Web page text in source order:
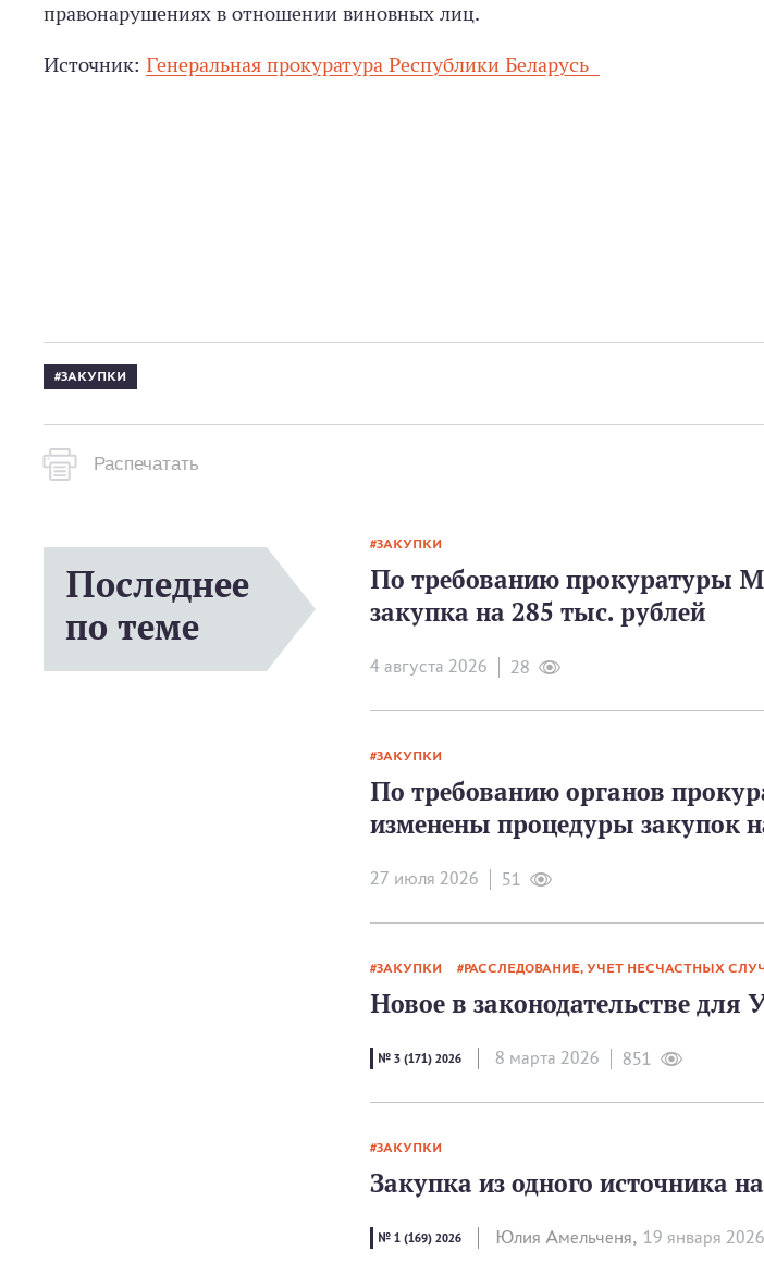
правонарушениях в отношении виновных лиц.
Источник: Генеральная прокуратура Республики Беларусь
ЗАКУПКИ
Распечатать
Последнее
по теме
ЗАКУПКИ
По требованию прокуратуры
закупка на 285 тыс. рублей
4 августа 2026 28
ЗАКУПКИ
По требованию органов
изменены процедуры закупок
27 июля 2026 51
ЗАКУПКИ РАССЛЕДОВАНИЕ, УЧЕТ НЕСЧАСТНЫХ
Новое в законодательстве для
№ 3 (171) 2026 8 мартa 2026 851
ЗАКУПКИ
Закупка из одного источника
№ 1 (169) 2026 Юлия Амельченя, 19 января 2026